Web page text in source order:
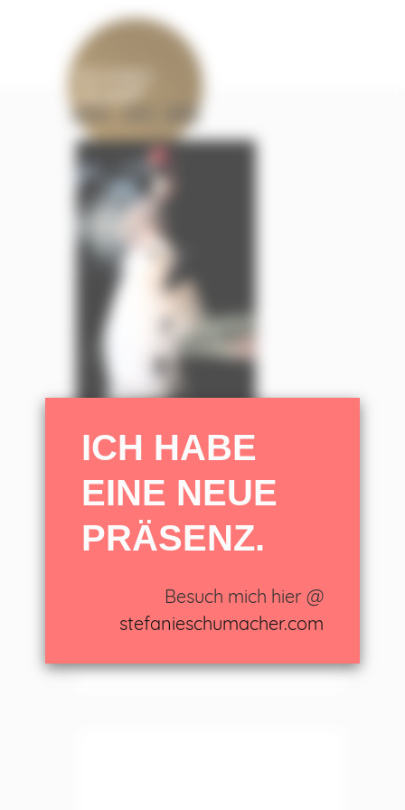
ICH HABE
EINE NEUE
PRÄSENZ.
Besuch mich hier @
stefanieschumacher.com
ADSC_4132_WEB
LEAVE A REPLY